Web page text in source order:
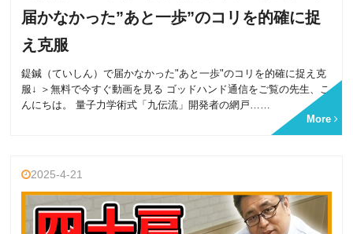
届かなかった”あと一歩”のコリを的確に捉
え克服
鍉鍼（ていしん）で届かなかった"あと一歩"のコリを的確に捉え克
服↓ ＞無料で今すぐ動画を見る ゴッドハンド通信をご覧の先生、こ
んにちは。 量子力学術式「九伝流」開発者の網戸……
More
2025-4-21